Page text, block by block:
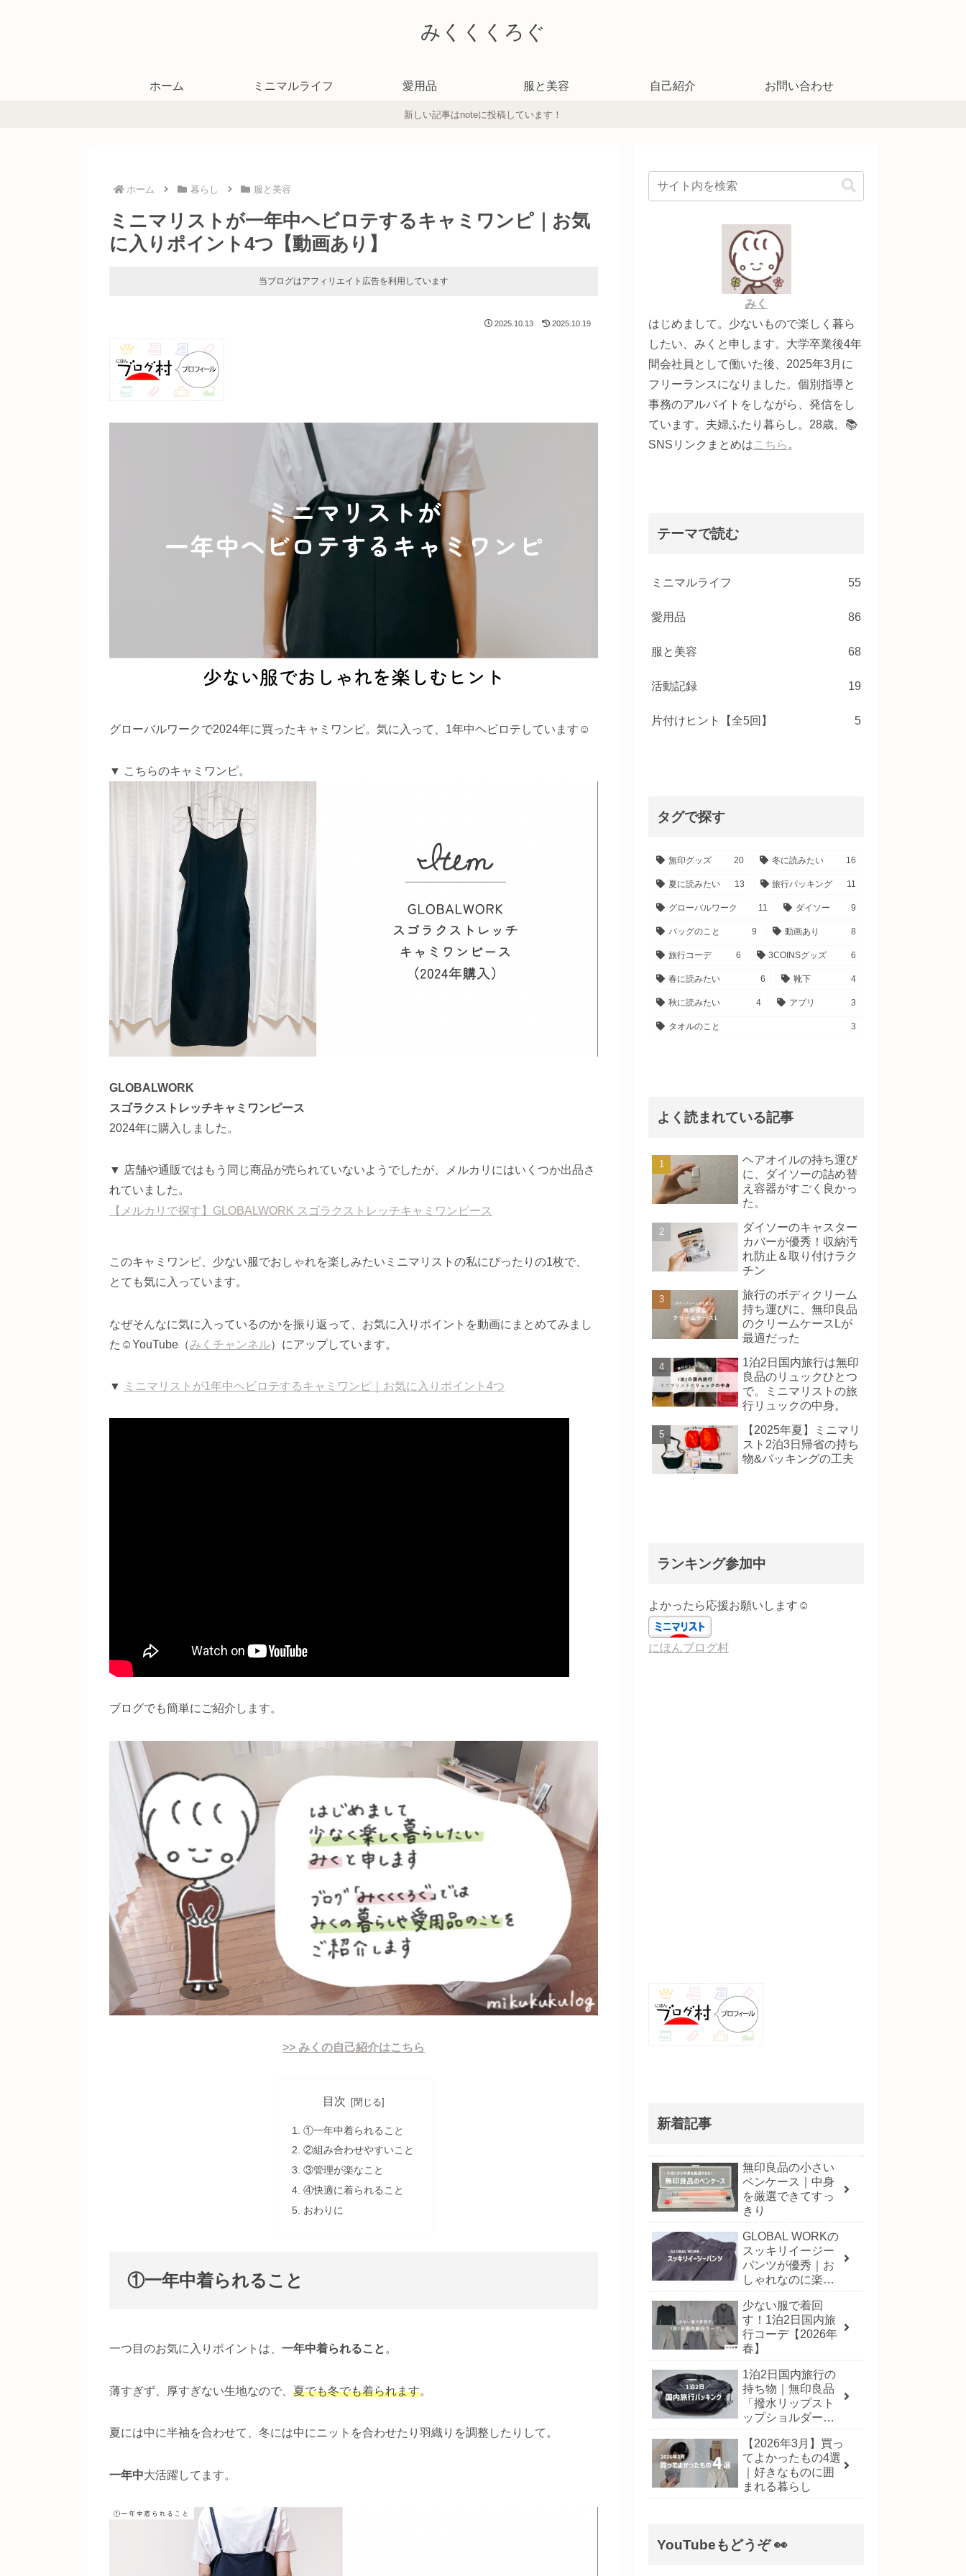
みくくくろぐ
ホーム ミニマルライフ 愛用品 服と美容 自己紹介 お問い合わせ
新しい記事はnoteに投稿しています！
ホーム 暮らし 服と美容
ミニマリストが一年中ヘビロテするキャミワンピ｜お気
に入りポイント4つ【動画あり】
当ブログはアフィリエイト広告を利用しています
2025.10.13 2025.10.19
グローバルワークで2024年に買ったキャミワンピ。気に入って、1年中ヘビロテしています☺️
▼ こちらのキャミワンピ。
GLOBALWORK
スゴラクストレッチキャミワンピース
2024年に購入しました。
▼ 店舗や通販ではもう同じ商品が売られていないようでしたが、メルカリにはいくつか出品さ
れていました。
【メルカリで探す】GLOBALWORK スゴラクストレッチキャミワンピース
このキャミワンピ、少ない服でおしゃれを楽しみたいミニマリストの私にぴったりの1枚で、
とても気に入っています。
なぜそんなに気に入っているのかを振り返って、お気に入りポイントを動画にまとめてみまし
た☺️YouTube（みくチャンネル）にアップしています。
▼ ミニマリストが1年中ヘビロテするキャミワンピ｜お気に入りポイント4つ
ブログでも簡単にご紹介します。
>> みくの自己紹介はこちら
目次
①一年中着られること
②組み合わせやすいこと
③管理が楽なこと
④快適に着られること
おわりに
①一年中着られること
一つ目のお気に入りポイントは、 一年中着られること。
薄すぎず、厚すぎない生地なので、 夏でも冬でも着られます。
夏には中に半袖を合わせて、冬には中にニットを合わせたり羽織りを調整したりして。
一年中大活躍してます。
みく
はじめまして。少ないもので楽しく暮ら
したい、みくと申します。大学卒業後4年
間会社員として働いた後、2025年3月に
フリーランスになりました。個別指導と
事務のアルバイトをしながら、発信をし
ています。夫婦ふたり暮らし。28歳。📚
SNSリンクまとめはこちら 。
テーマで読む
ミニマルライフ 55
愛用品 86
服と美容 68
活動記録 19
片付けヒント【全5回】 5
タグで探す
無印グッズ 20 冬に読みたい 16
夏に読みたい 13 旅行パッキング 11
グローバルワーク 11 ダイソー 9
バッグのこと 9 動画あり 8
旅行コーデ 6 3COINSグッズ 6
春に読みたい 6 靴下 4
秋に読みたい 4 アプリ 3
タオルのこと 3
よく読まれている記事
ヘアオイルの持ち運び
に、ダイソーの詰め替
え容器がすごく良かっ
た。
ダイソーのキャスター
カバーが優秀！収納汚
れ防止＆取り付けラク
チン
旅行のボディクリーム
持ち運びに、無印良品
のクリームケースLが
最適だった
1泊2日国内旅行は無印
良品のリュックひとつ
で。ミニマリストの旅
行リュックの中身。
【2025年夏】ミニマリ
スト2泊3日帰省の持ち
物&パッキングの工夫
ランキング参加中
よかったら応援お願いします☺️
にほんブログ村
新着記事
無印良品の小さい
ペンケース｜中身
を厳選できてすっ
きり
GLOBAL WORKの
スッキリイージー
パンツが優秀｜お
しゃれなのに楽に
少ない服で着回
す！1泊2日国内旅
行コーデ【2026年
春】
1泊2日国内旅行の
持ち物｜無印良品
「撥水リップスト
ップショルダーバ
グ！【2026年3月】
【2026年3月】買っ
てよかったもの4選
｜好きなものに囲
まれる暮らし
YouTubeもどうぞ 👀